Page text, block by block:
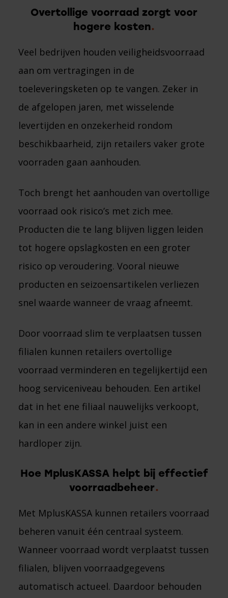
Overtollige voorraad zorgt voor
hogere kosten
Veel bedrijven houden veiligheidsvoorraad
aan om vertragingen in de
toeleveringsketen op te vangen. Zeker in
de afgelopen jaren, met wisselende
levertijden en onzekerheid rondom
beschikbaarheid, zijn retailers vaker grote
voorraden gaan aanhouden.
Toch brengt het aanhouden van overtollige
voorraad ook risico’s met zich mee.
Producten die te lang blijven liggen leiden
tot hogere opslagkosten en een groter
risico op veroudering. Vooral nieuwe
producten en seizoensartikelen verliezen
snel waarde wanneer de vraag afneemt.
Door voorraad slim te verplaatsen tussen
filialen kunnen retailers overtollige
voorraad verminderen en tegelijkertijd een
hoog serviceniveau behouden. Een artikel
dat in het ene filiaal nauwelijks verkoopt,
kan in een andere winkel juist een
hardloper zijn.
Hoe MplusKASSA helpt bij effectief
voorraadbeheer
Met MplusKASSA kunnen retailers voorraad
beheren vanuit één centraal systeem.
Wanneer voorraad wordt verplaatst tussen
filialen, blijven voorraadgegevens
automatisch actueel. Daardoor behouden